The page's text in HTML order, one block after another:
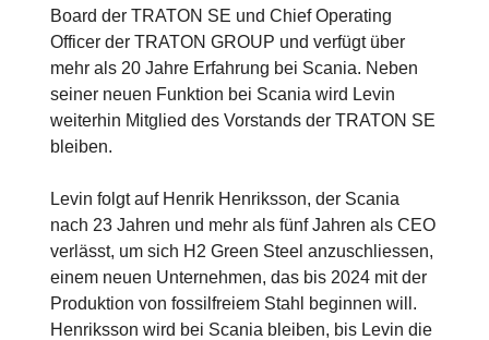
Board der TRATON SE und Chief Operating
Officer der TRATON GROUP und verfügt über
mehr als 20 Jahre Erfahrung bei Scania. Neben
seiner neuen Funktion bei Scania wird Levin
weiterhin Mitglied des Vorstands der TRATON SE
bleiben.
Levin folgt auf Henrik Henriksson, der Scania
nach 23 Jahren und mehr als fünf Jahren als CEO
verlässt, um sich H2 Green Steel anzuschliessen,
einem neuen Unternehmen, das bis 2024 mit der
Produktion von fossilfreiem Stahl beginnen will.
Henriksson wird bei Scania bleiben, bis Levin die